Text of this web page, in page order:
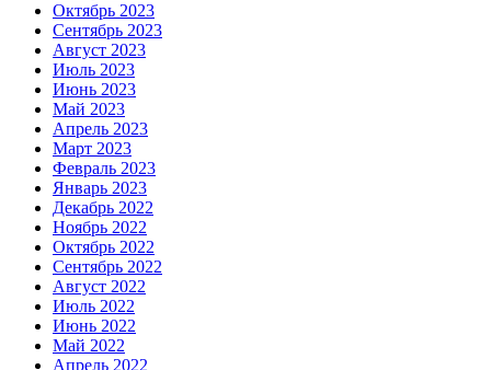
Октябрь 2023
Сентябрь 2023
Август 2023
Июль 2023
Июнь 2023
Май 2023
Апрель 2023
Март 2023
Февраль 2023
Январь 2023
Декабрь 2022
Ноябрь 2022
Октябрь 2022
Сентябрь 2022
Август 2022
Июль 2022
Июнь 2022
Май 2022
Апрель 2022